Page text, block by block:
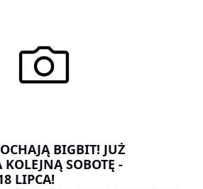
BIGBIT! JUŻ
SOBOTĘ -
LIPCA!